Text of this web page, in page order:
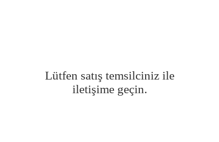
Lütfen satış temsilciniz ile
iletişime geçin.